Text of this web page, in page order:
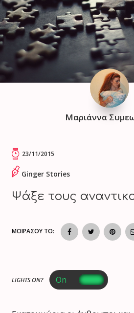
Μαριάννα
23/11/2015
Ginger Stories
Ψάξε τους
ΜΟΙΡΑΣΟΥ ΤΟ:
LIGHTS ON?